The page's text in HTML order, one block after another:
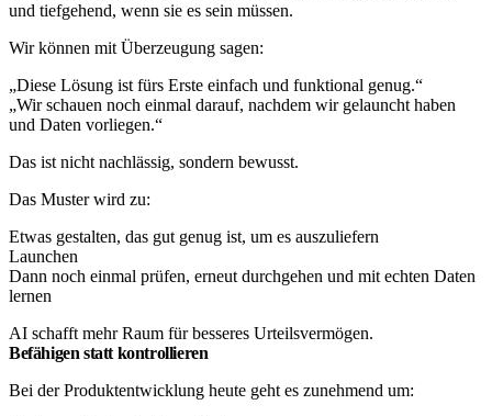
und tiefgehend, wenn sie es sein müssen.​
Wir können mit Überzeugung sagen:
„Diese Lösung ist fürs Erste einfach und funktional genug.“
„Wir schauen noch einmal darauf, nachdem wir gelauncht haben
und Daten vorliegen.“
Das ist nicht nachlässig, sondern bewusst.​
Das Muster wird zu:
Etwas gestalten, das gut genug ist, um es auszuliefern
Launchen
Dann noch einmal prüfen, erneut durchgehen und mit echten Daten
lernen
AI schafft mehr Raum für besseres Urteilsvermögen.​
Befähigen statt kontrollieren
Bei der Produktentwicklung heute geht es zunehmend um: